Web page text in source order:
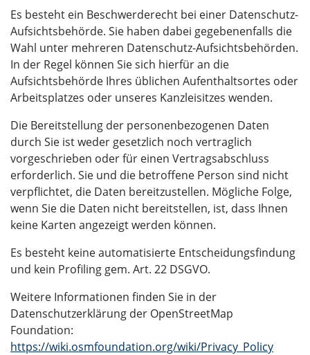
Es besteht ein Beschwerderecht bei einer Datenschutz-
Aufsichtsbehörde. Sie haben dabei gegebenenfalls die
Wahl unter mehreren Datenschutz-Aufsichtsbehörden.
In der Regel können Sie sich hierfür an die
Aufsichtsbehörde Ihres üblichen Aufenthaltsortes oder
Arbeitsplatzes oder unseres Kanzleisitzes wenden.
Die Bereitstellung der personenbezogenen Daten
durch Sie ist weder gesetzlich noch vertraglich
vorgeschrieben oder für einen Vertragsabschluss
erforderlich. Sie und die betroffene Person sind nicht
verpflichtet, die Daten bereitzustellen. Mögliche Folge,
wenn Sie die Daten nicht bereitstellen, ist, dass Ihnen
keine Karten angezeigt werden können.
Es besteht keine automatisierte Entscheidungsfindung
und kein Profiling gem. Art. 22 DSGVO.
Weitere Informationen finden Sie in der
Datenschutzerklärung der OpenStreetMap
Foundation:
https://wiki.osmfoundation.org/wiki/Privacy_Policy